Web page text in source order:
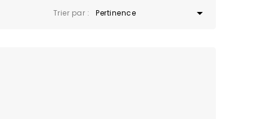
Trier par : Pertinence 